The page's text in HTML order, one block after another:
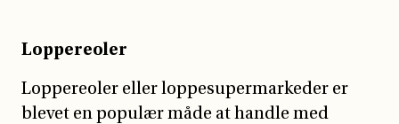
Loppereoler
Loppereoler eller loppesupermarkeder er
blevet en populær måde at handle med